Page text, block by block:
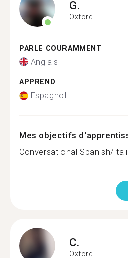
G.
Oxford
PARLE COURAMMENT
Anglais
APPREND
Espagnol
Mes objectifs
Conversational Spanish/
C.
Oxford